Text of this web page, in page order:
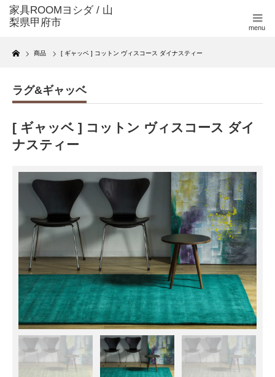
menu
Home
商品 [ ギャッベ ] コットン ヴィスコース ダイナスティー
ラグ&ギャッベ
[ ギャッベ ] コットン ヴィスコース ダイ
ナスティー